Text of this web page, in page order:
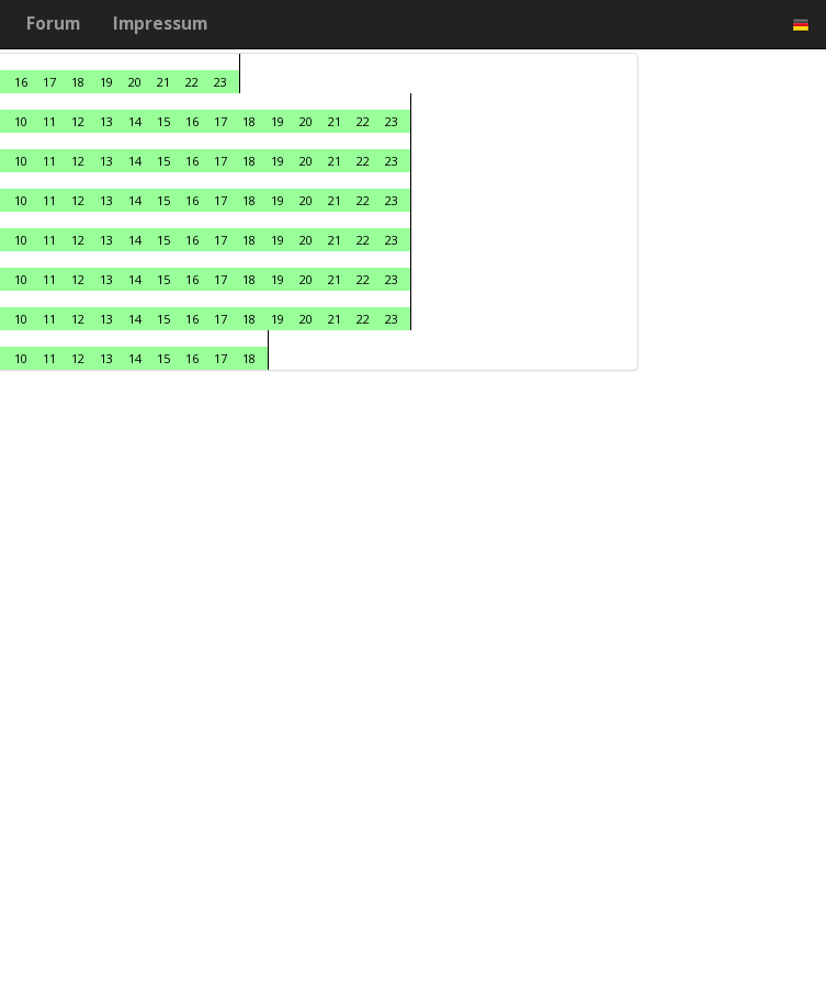
Forum Impressum
16 17 18 19 20 21 22
23
10 11 12 13 14 15 16 17 18 19 20 21 22
23
10 11 12 13 14 15 16 17 18 19 20 21 22
23
10 11 12 13 14 15 16 17 18 19 20 21 22
23
10 11 12 13 14 15 16 17 18 19 20 21 22
23
10 11 12 13 14 15 16 17 18 19 20 21 22
23
10 11 12 13 14 15 16 17 18 19 20 21 22
23
10 11 12 13 14 15 16 17 18